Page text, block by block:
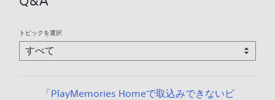
トピックを選択
「PlayMemories Homeで取込みできないビ